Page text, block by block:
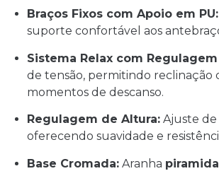
Braços Fixos com Apoio em PU:
suporte confortável aos
Sistema Relax com
de tensão, permitindo
momentos de descanso.
Regulagem de Altura: Ajuste
oferecendo suavidade e
Base Cromada: Aranha